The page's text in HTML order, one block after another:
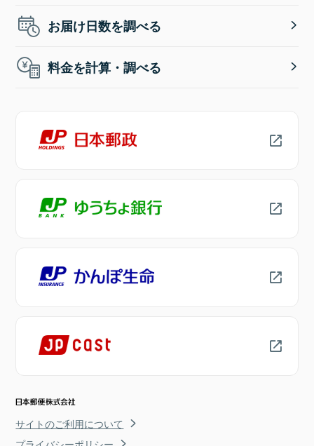
お届け日数を調べる
料金を計算・調べる
サイトのご利用について